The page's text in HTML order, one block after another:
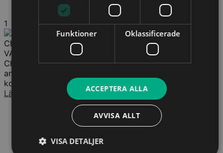
1
Christina Gard
VA-strateg
Christina Gard driver VA Strategi och arbetar med
analyser, strategier och beräkningar inom VA-taxor. Hon
kombinerar juridisk och ekonomisk expertis...
Läs mer
Funktioner Oklassificerade
ACCEPTERA ALLA
AVVISA ALLT
VISA DETALJER